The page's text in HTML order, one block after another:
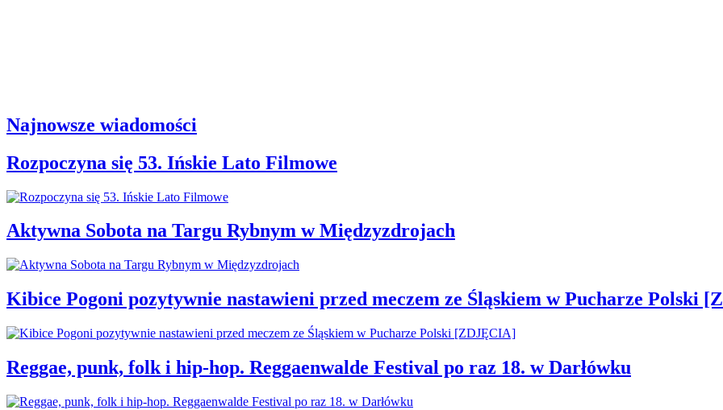
Najnowsze wiadomości
Rozpoczyna się 53. Ińskie Lato Filmowe
Aktywna Sobota na Targu Rybnym w Międzyzdrojach
Kibice Pogoni pozytywnie nastawieni przed meczem ze Śląskiem w Pucharze Polski
Reggae, punk, folk i hip-hop. Reggaenwalde Festival po raz 18. w Darłówku